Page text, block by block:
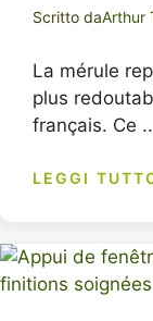
Scritto daArthur
La mérule
plus
français. Ce
LEGGI